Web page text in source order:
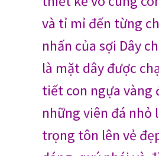
và tỉ mỉ đến từng
nhấn của sợi Dây
là mặt dây được
tiết con ngựa vàng
những viên đá nhỏ
trọng tôn lên vẻ